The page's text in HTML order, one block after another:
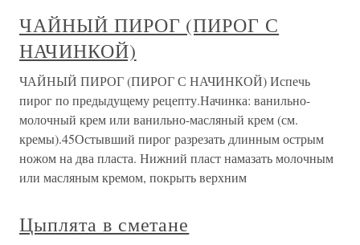
ЧАЙНЫЙ ПИРОГ (ПИРОГ С
НАЧИНКОЙ)
ЧАЙНЫЙ ПИРОГ (ПИРОГ С НАЧИНКОЙ) Испечь
пирог по предыдущему рецепту.Начинка: ванильно-
молочный крем или ванильно-масляный крем (см.
кремы).45Остывший пирог разрезать длинным острым
ножом на два пласта. Нижний пласт намазать молочным
или масляным кремом, покрыть верхним
Цыплята в сметане